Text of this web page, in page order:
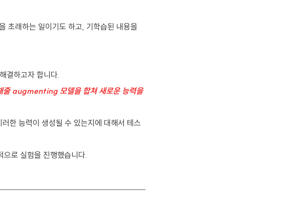
초래하는 일이기도 하고, 기학습된 내용을
결하고자 합니다.
augmenting 모델을 합쳐 새로운 능력을
능력이 생성될 수 있는지에 대해서 테스
로 실험을 진행했습니다.